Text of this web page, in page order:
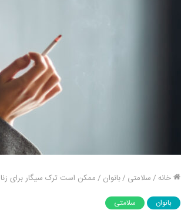
خانه/سلامتی /بانوان /ممکن است ترک سیگار برای
بانوان سلامتی